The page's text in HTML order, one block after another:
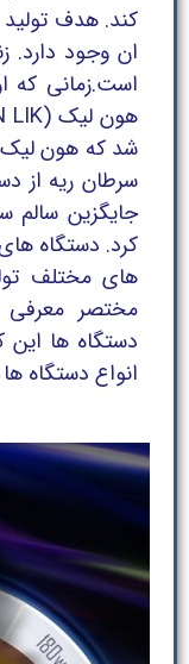
کند. هدف
ان وجود دارد.
است.زمانی که
شد که هون لیک
سرطان ریه از
جایگزین سالم
کرد. دستگاه
های مختلف
مختصر معرفی
دستگاه ها
انواع دستگاه ها به 3 دسته ی کلی